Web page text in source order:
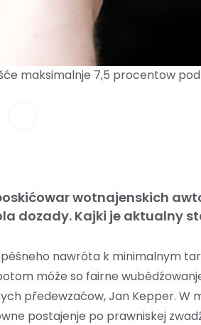
maksimalnje 7,5 procentow
wotnajenskich
dozady. Kajki je aktualny
nawróta k minimalnym
móže so fairne
předewzaćow, Jan Kepper.
postajenje po prawniskej